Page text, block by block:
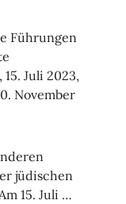
Führungen
15. Juli 2023,
November
jüdischen
15. Juli …